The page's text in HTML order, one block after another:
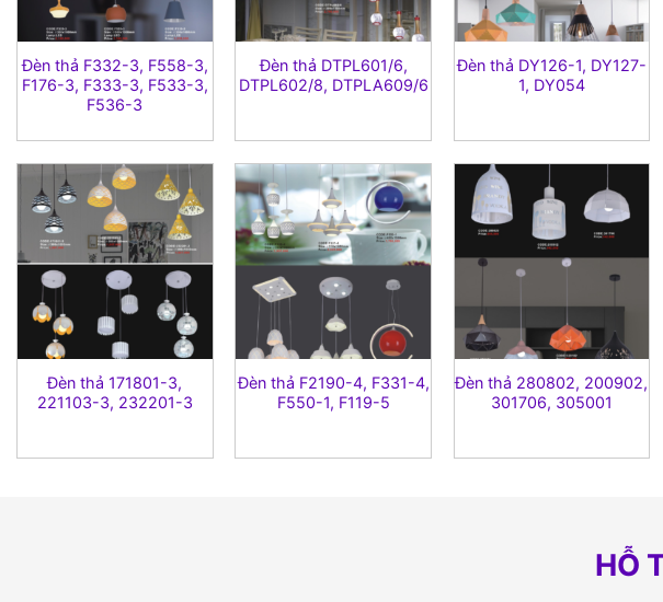
Đèn thả F332-3, F558-3,
F176-3, F333-3, F533-3,
F536-3
Đèn thả DTPL601/6,
DTPL602/8, DTPLA609/6
Đèn thả DY126-1, DY127-
1, DY054
Đèn thả 171801-3,
221103-3, 232201-3
Đèn thả F2190-4, F331-4,
F550-1, F119-5
Đèn thả 280802, 200902,
301706, 305001
HỖ